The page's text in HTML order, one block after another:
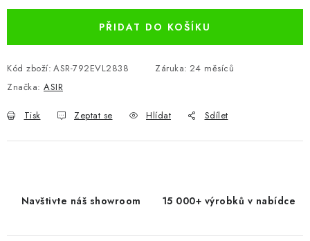
PŘIDAT DO KOŠÍKU
Kód zboží: ASR-792EVL2838 Záruka: 24 měsíců
Značka: ASIR
Tisk Zeptat se Hlídat Sdílet
Navštivte náš showroom 15 000+ výrobků v nabídce